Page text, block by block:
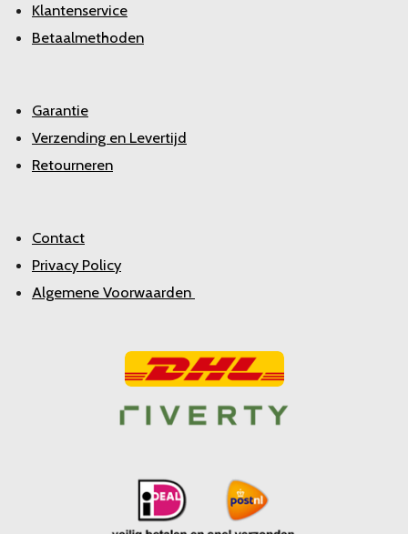
Klantenservice
Betaalmethoden
Garantie
Verzending en Levertijd
Retourneren
Contact
Privacy Policy
Algemene Voorwaarden